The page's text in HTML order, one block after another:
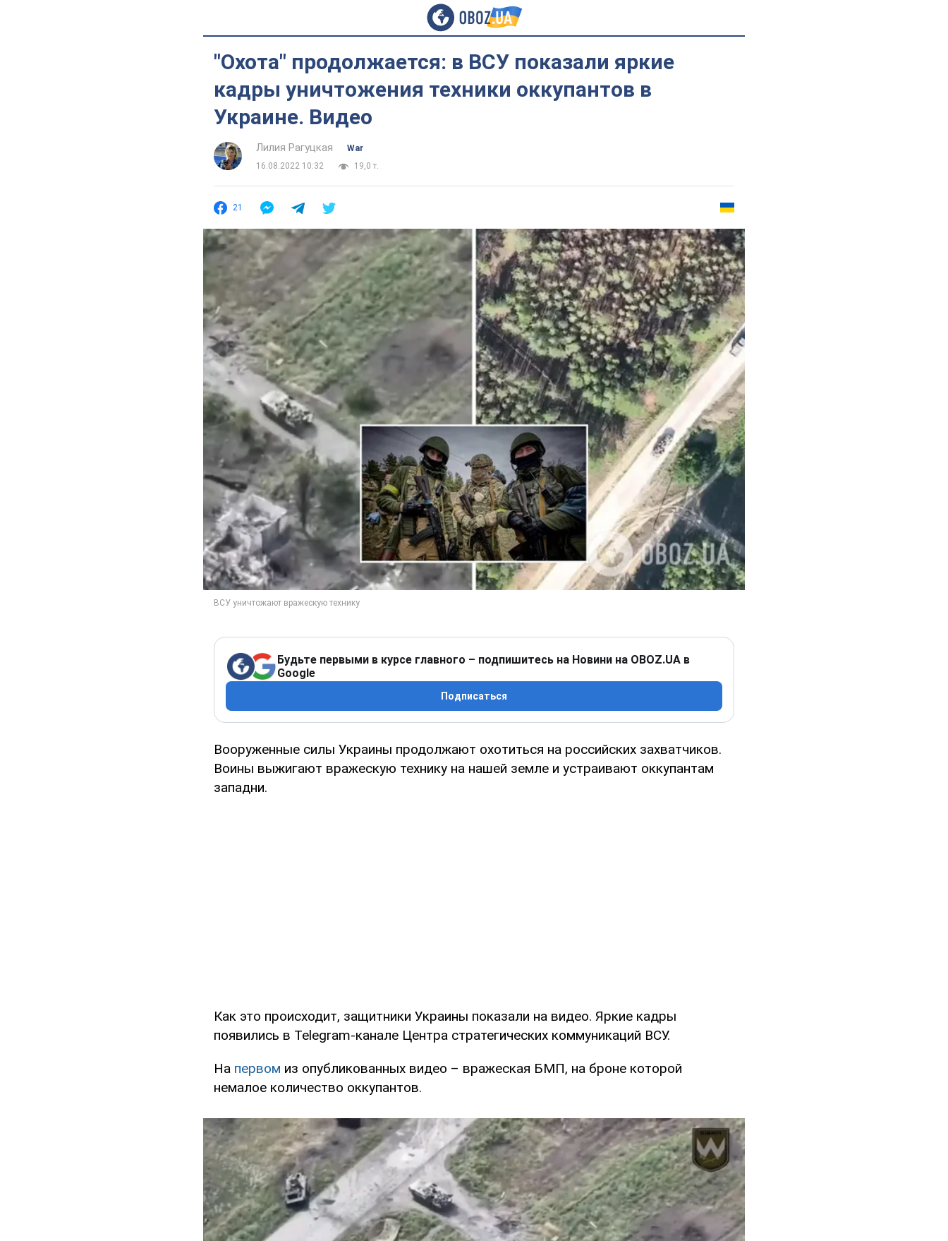
"Охота" продолжается: в ВСУ показали яркие
кадры уничтожения техники оккупантов в
Украине. Видео
Лилия Рагуцкая
War
16.08.2022 10:32
19,0 т.
21
Будьте первыми в курсе главного – подпишитесь на Новини на OBOZ.UA в
Google
Подписаться
Вооруженные силы Украины продолжают охотиться на российских захватчиков.
Воины выжигают вражескую технику на нашей земле и устраивают оккупантам
западни.
Как это происходит, защитники Украины показали на видео. Яркие кадры
появились в Telegram-канале Центра стратегических коммуникаций ВСУ.
На первом из опубликованных видео – вражеская БМП, на броне которой
немалое количество оккупантов.